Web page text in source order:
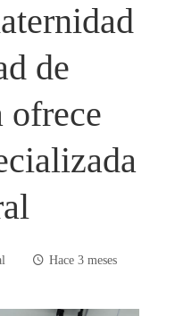
de
ofrece
Hace 3 meses